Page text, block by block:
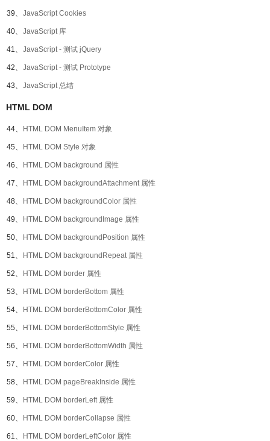
39、 JavaScript Cookies
40、 JavaScript 库
41、 JavaScript - 测试 jQuery
42、 JavaScript - 测试 Prototype
43、 JavaScript 总结
HTML DOM
44、 HTML DOM MenuItem 对象
45、 HTML DOM Style 对象
46、 HTML DOM background 属性
47、 HTML DOM backgroundAttachment 属性
48、 HTML DOM backgroundColor 属性
49、 HTML DOM backgroundImage 属性
50、 HTML DOM backgroundPosition 属性
51、 HTML DOM backgroundRepeat 属性
52、 HTML DOM border 属性
53、 HTML DOM borderBottom 属性
54、 HTML DOM borderBottomColor 属性
55、 HTML DOM borderBottomStyle 属性
56、 HTML DOM borderBottomWidth 属性
57、 HTML DOM borderColor 属性
58、 HTML DOM pageBreakInside 属性
59、 HTML DOM borderLeft 属性
60、 HTML DOM borderCollapse 属性
61、 HTML DOM borderLeftColor 属性